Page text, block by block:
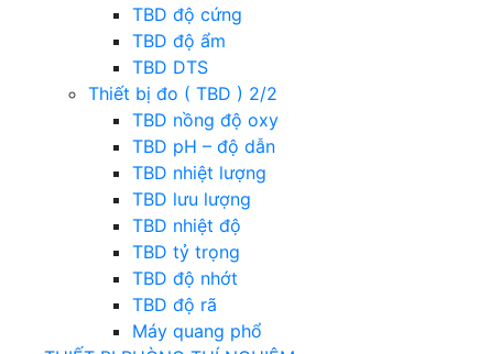
TBD độ cứng
TBD độ ẩm
TBD DTS
Thiết bị đo ( TBD ) 2/2
TBD nồng độ oxy
TBD pH – độ dẫn
TBD nhiệt lượng
TBD lưu lượng
TBD nhiệt độ
TBD tỷ trọng
TBD độ nhớt
TBD độ rã
Máy quang phổ